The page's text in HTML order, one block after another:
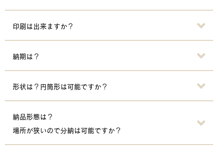
印刷は出来ますか？
納期は？
形状は？円筒形は可能ですか？
納品形態は？
場所が狭いので分納は可能ですか？